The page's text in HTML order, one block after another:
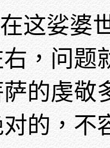
这娑婆
，问题
的虔敬
的，不